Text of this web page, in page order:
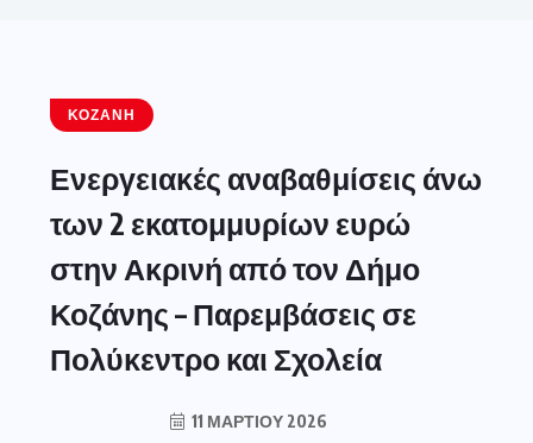
ΚΟΖΆΝΗ
Ενεργειακές αναβαθμίσεις άνω
των 2 εκατομμυρίων ευρώ
στην Ακρινή από τον Δήμο
Κοζάνης – Παρεμβάσεις σε
Πολύκεντρο και Σχολεία
11 ΜΑΡΤΊΟΥ 2026